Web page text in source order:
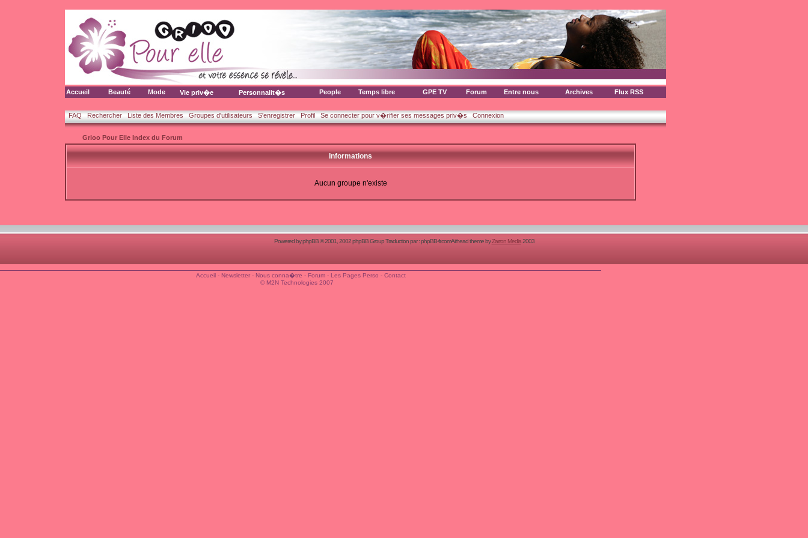
Accueil Beauté Mode Vie priv�e Personnalit�s People Temps libre GPE TV Forum Entre nous Archives Flux RSS
FAQ Rechercher Liste des Membres Groupes d'utilisateurs S'enregistrer Profil Se connecter pour v�rifier ses messages priv�s Connexion
Grioo Pour Elle Index du Forum
Informations
Aucun groupe n'existe
Powered byphpBB© 2001, 2002 phpBB Group Traduction par :phpBB-fr.comAirhead theme byZarron Media2003
Accueil- Newsletter- Nous conna�tre - Forum- Les Pages Perso - Contact
© M2N Technologies 2007